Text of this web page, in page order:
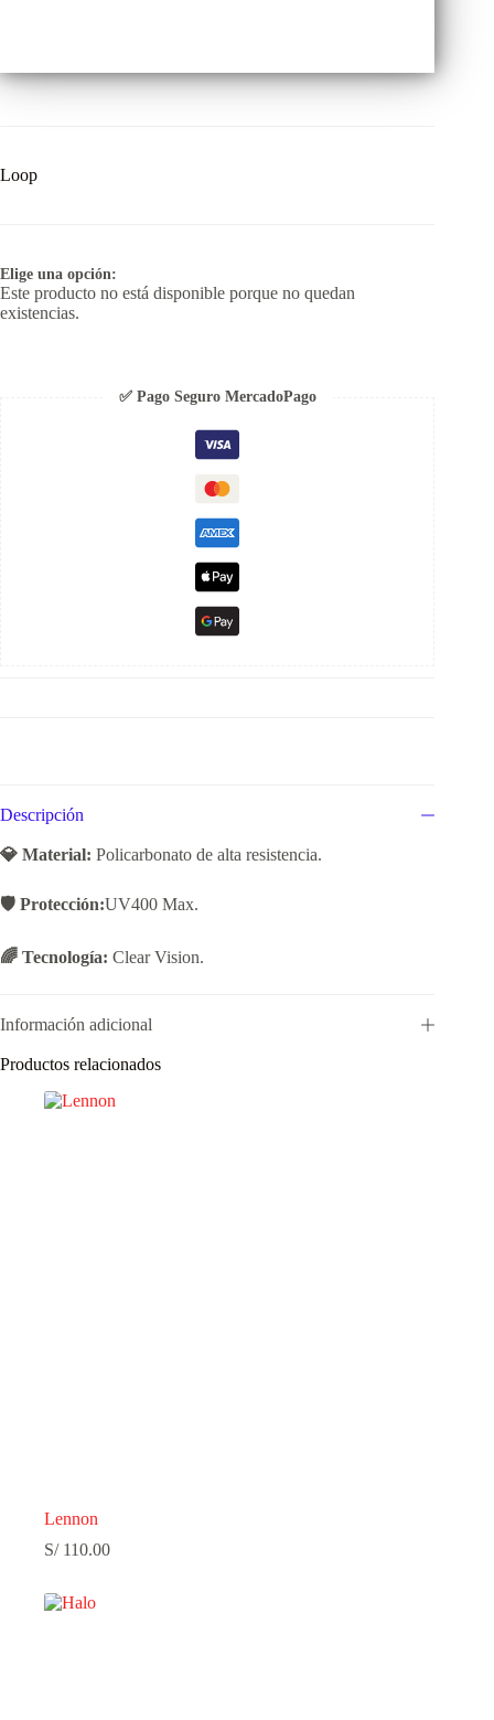
Loop
Elige una opción:
Este producto no está disponible porque no quedan
existencias.
✅ Pago Seguro MercadoPago
Descripción
💎 Material: Policarbonato de alta resistencia.
🛡️ Protección:UV400 Max.
🌈 Tecnología: Clear Vision.
Información adicional
Productos relacionados
Lennon
S/110.00